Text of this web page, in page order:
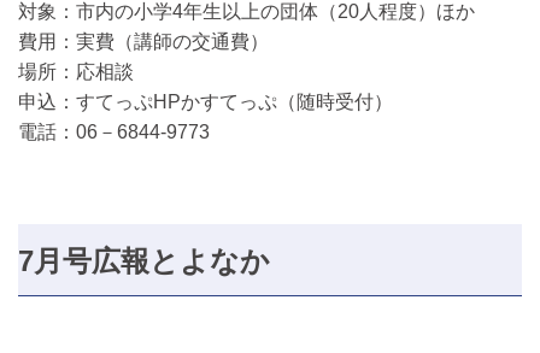
対象：市内の小学4年生以上の団体（20人程度）ほか
費用：実費（講師の交通費）
場所：応相談
申込：すてっぷHPかすてっぷ（随時受付）
電話：06－6844-9773
7月号広報とよなか